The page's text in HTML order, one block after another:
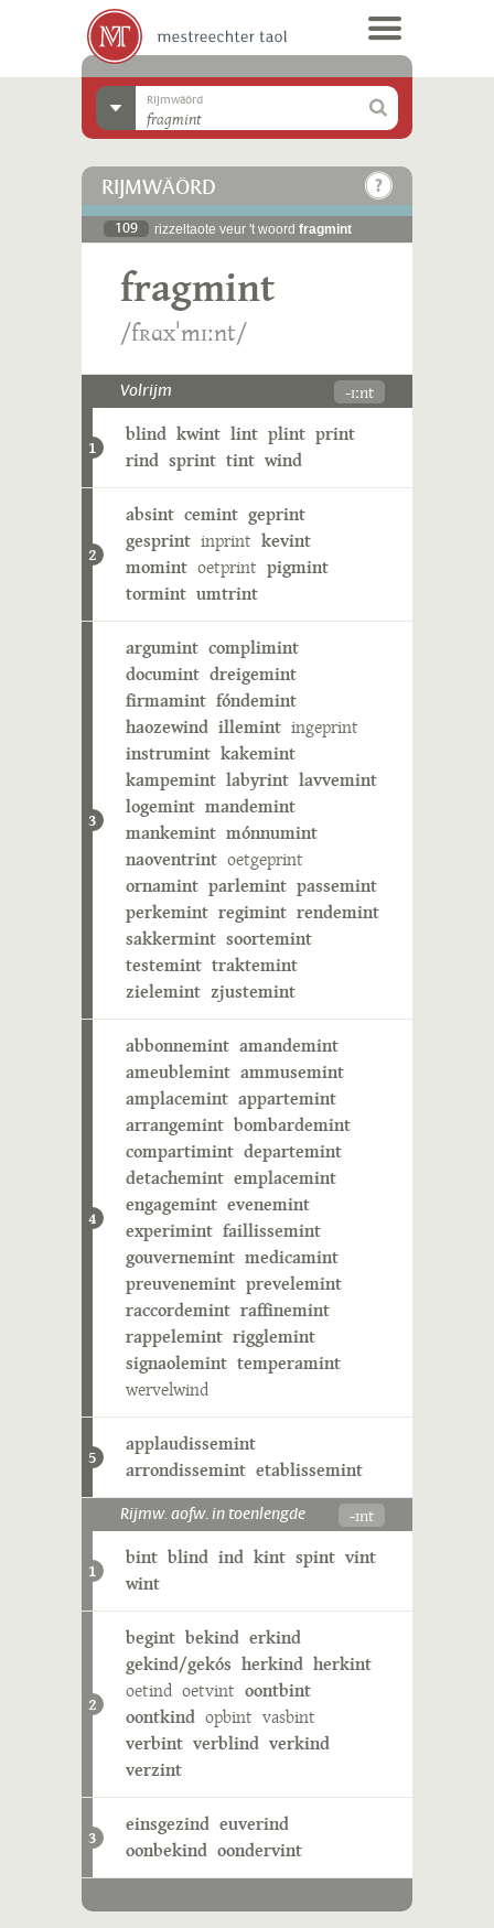
Rijmwäörd
RIJMWÄÖRD
109 rizzeltaote veur 't woord fragmint
fragmint
/fʀɑxˈmɪːnt/
Volrijm -ɪːnt
1
blind kwint lint plint print
rind sprint tint wind
2
absint cemint geprint
gesprint inprint kevint
momint oetprint pigmint
tormint umtrint
3
argumint complimint
documint dreigemint
firmamint fóndemint
haozewind illemint ingeprint
instrumint kakemint
kampemint labyrint lavvemint
logemint mandemint
mankemint mónnumint
naoventrint oetgeprint
ornamint parlemint passemint
perkemint regimint rendemint
sakkermint soortemint
testemint traktemint
zielemint zjustemint
4
abbonnemint amandemint
ameublemint ammusemint
amplacemint appartemint
arrangemint bombardemint
compartimint departemint
detachemint emplacemint
engagemint evenemint
experimint faillissemint
gouvernemint medicamint
preuvenemint prevelemint
raccordemint raffinemint
rappelemint rigglemint
signaolemint temperamint
wervelwind
5
applaudissemint
arrondissemint etablissemint
Rijmw. aofw. in toenlengde -ɪnt
1
bint blind ind kint spint vint
wint
2
begint bekind erkind
gekind/gekós herkind herkint
oetind oetvint oontbint
oontkind opbint vasbint
verbint verblind verkind
verzint
3
einsgezind euverind
oonbekind oondervint